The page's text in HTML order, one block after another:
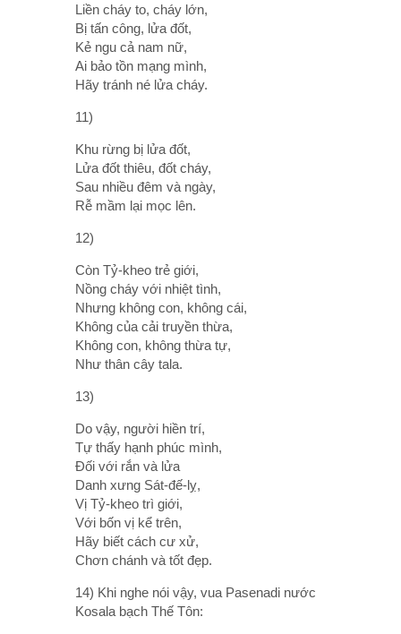
Liền cháy to, cháy lớn,
Bị tấn công, lửa đốt,
Kẻ ngu cả nam nữ,
Ai bảo tồn mạng mình,
Hãy tránh né lửa cháy.
11)
Khu rừng bị lửa đốt,
Lửa đốt thiêu, đốt cháy,
Sau nhiều đêm và ngày,
Rễ mầm lại mọc lên.
12)
Còn Tỷ-kheo trẻ giới,
Nồng cháy với nhiệt tình,
Nhưng không con, không cái,
Không của cải truyền thừa,
Không con, không thừa tự,
Như thân cây tala.
13)
Do vậy, người hiền trí,
Tự thấy hạnh phúc mình,
Ðối với rắn và lửa
Danh xưng Sát-đế-lỵ,
Vị Tỷ-kheo trì giới,
Với bốn vị kể trên,
Hãy biết cách cư xử,
Chơn chánh và tốt đẹp.
14) Khi nghe nói vậy, vua Pasenadi nước
Kosala bạch Thế Tôn: